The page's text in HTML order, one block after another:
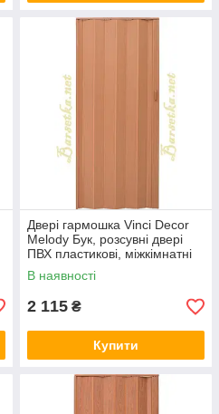
Двері гармошка Vinci Decor
Melody Бук, розсувні двері
ПВХ пластикові, міжкімнатні
двері, приховані, складані
В наявності
2 115 ₴
Купити